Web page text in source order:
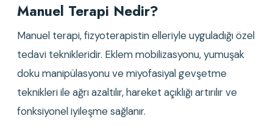
Manuel Terapi Nedir?
Manuel terapi, fizyoterapistin elleriyle uyguladığı özel
tedavi teknikleridir. Eklem mobilizasyonu, yumuşak
doku manipülasyonu ve miyofasiyal gevşetme
teknikleri ile ağrı azaltılır, hareket açıklığı artırılır ve
fonksiyonel iyileşme sağlanır.